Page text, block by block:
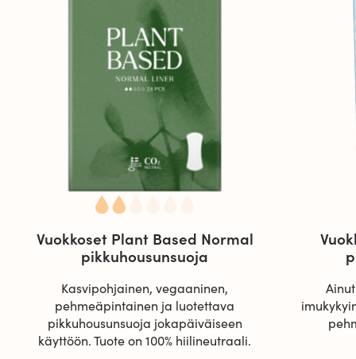
Vuokkoset Plant Based Normal
pikkuhousunsuoja
Kasvipohjainen, vegaaninen,
pehmeäpintainen ja luotettava
pikkuhousunsuoja jokapäiväiseen
käyttöön. Tuote on 100% hiilineutraali.